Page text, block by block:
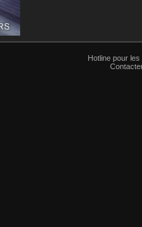
Hotline pour